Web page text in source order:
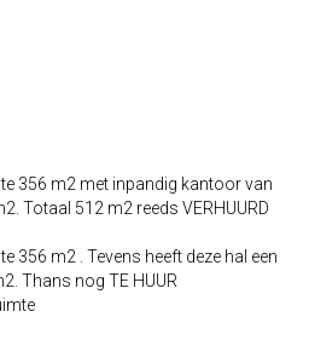
356 m2 met inpandig kantoor van
Totaal 512 m2 reeds VERHUURD
356 m2 . Tevens heeft deze hal een
Thans nog TE HUUR